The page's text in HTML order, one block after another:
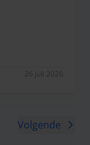
26 juli 2026
5 6 7
Volgende